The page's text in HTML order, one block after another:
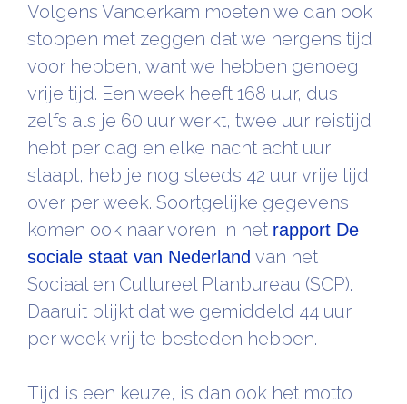
Volgens Vanderkam moeten we dan ook
stoppen met zeggen dat we nergens tijd
voor hebben, want we hebben genoeg
vrije tijd. Een week heeft 168 uur, dus
zelfs als je 60 uur werkt, twee uur reistijd
hebt per dag en elke nacht acht uur
slaapt, heb je nog steeds 42 uur vrije tijd
over per week. Soortgelijke gegevens
komen ook naar voren in het rapport De
sociale staat van Nederland van het
Sociaal en Cultureel Planbureau (SCP).
Daaruit blijkt dat we gemiddeld 44 uur
per week vrij te besteden hebben.
Tijd is een keuze, is dan ook het motto